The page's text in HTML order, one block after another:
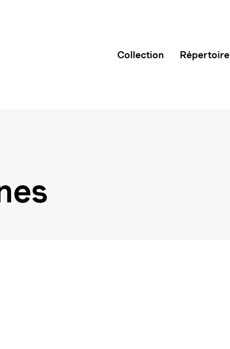
Collection Répertoire